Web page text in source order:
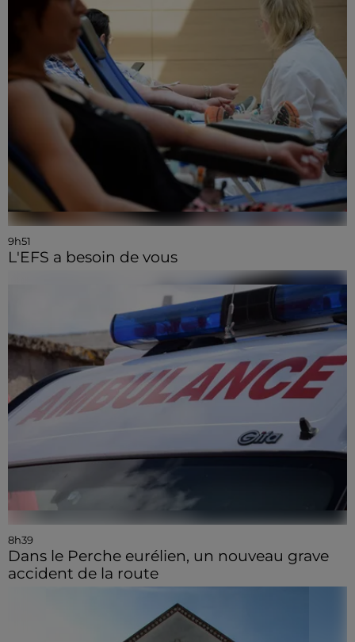
9h51
L'EFS a besoin de vous
8h39
Dans le Perche eurélien, un nouveau grave
accident de la route